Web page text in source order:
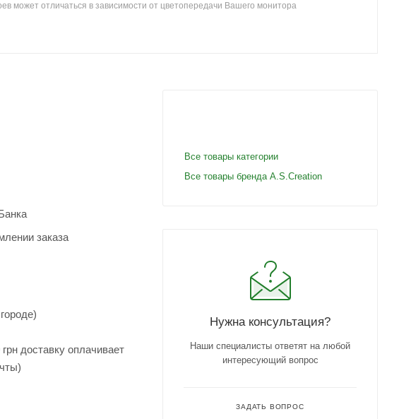
может отличаться в зависимости от цветопередачи Вашего монитора
заказа
доставку оплачивает
Все товары категории
Все товары бренда A.S.Creation
Нужна консультация?
Наши специалисты ответят на любой
интересующий вопрос
ЗАДАТЬ ВОПРОС